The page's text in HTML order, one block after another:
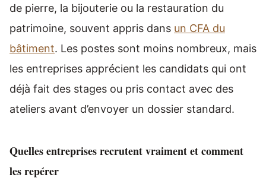
de pierre, la bijouterie ou la restauration du
patrimoine, souvent appris dans un CFA du
bâtiment. Les postes sont moins nombreux, mais
les entreprises apprécient les candidats qui ont
déjà fait des stages ou pris contact avec des
ateliers avant d’envoyer un dossier standard.
Quelles entreprises recrutent vraiment et comment
les repérer